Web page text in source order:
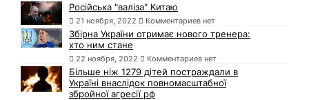
Російська "валіза" Китаю
21 ноября, 2022 Комментариев нет
Збірна України отримає нового тренера:
хто ним стане
22 ноября, 2022 Комментариев нет
Більше ніж 1279 дітей постраждали в
Україні внаслідок повномасштабної
збройної агресії рф